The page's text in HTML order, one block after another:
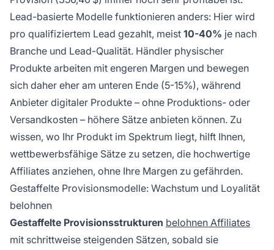
Lead-basierte Modelle funktionieren anders: Hier wird
pro qualifiziertem Lead gezahlt, meist 10-40% je nach
Branche und Lead-Qualität. Händler physischer
Produkte arbeiten mit engeren Margen und bewegen
sich daher eher am unteren Ende (5-15%), während
Anbieter digitaler Produkte – ohne Produktions- oder
Versandkosten – höhere Sätze anbieten können. Zu
wissen, wo Ihr Produkt im Spektrum liegt, hilft Ihnen,
wettbewerbsfähige Sätze zu setzen, die hochwertige
Affiliates anziehen, ohne Ihre Margen zu gefährden.
Gestaffelte Provisionsmodelle: Wachstum und Loyalität
belohnen
Gestaffelte Provisionsstrukturen belohnen Affiliates
mit schrittweise steigenden Sätzen, sobald sie